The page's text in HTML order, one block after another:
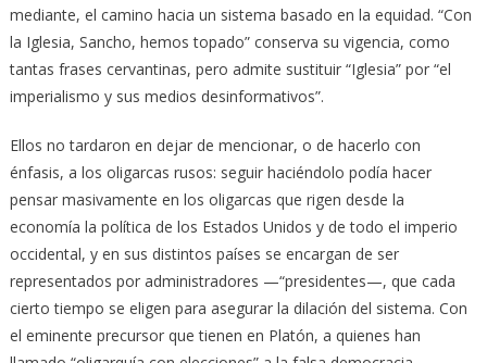
mediante, el camino hacia un sistema basado en la equidad. “Con
la Iglesia, Sancho, hemos topado” conserva su vigencia, como
tantas frases cervantinas, pero admite sustituir “Iglesia” por “el
imperialismo y sus medios desinformativos”.
Ellos no tardaron en dejar de mencionar, o de hacerlo con
énfasis, a los oligarcas rusos: seguir haciéndolo podía hacer
pensar masivamente en los oligarcas que rigen desde la
economía la política de los Estados Unidos y de todo el imperio
occidental, y en sus distintos países se encargan de ser
representados por administradores —“presidentes—, que cada
cierto tiempo se eligen para asegurar la dilación del sistema. Con
el eminente precursor que tienen en Platón, a quienes han